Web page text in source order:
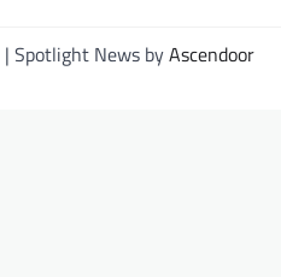
| Spotlight News byAscendoor